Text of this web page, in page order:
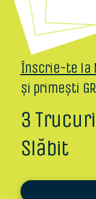
Înscrie-te la
și primești
3
Slăbit